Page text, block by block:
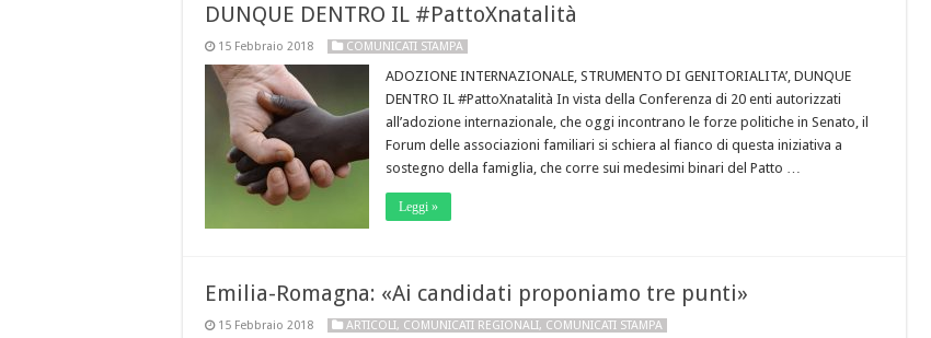
DUNQUE DENTRO IL #PattoXnatalità
15 Febbraio 2018 COMUNICATI STAMPA
ADOZIONE INTERNAZIONALE, STRUMENTO DI GENITORIALITA’, DUNQUE
DENTRO IL #PattoXnatalità In vista della Conferenza di 20 enti autorizzati
all’adozione internazionale, che oggi incontrano le forze politiche in Senato, il
Forum delle associazioni familiari si schiera al fianco di questa iniziativa a
sostegno della famiglia, che corre sui medesimi binari del Patto …
Leggi »
Emilia-Romagna: «Ai candidati proponiamo tre punti»
15 Febbraio 2018 ARTICOLI, COMUNICATI REGIONALI, COMUNICATI STAMPA